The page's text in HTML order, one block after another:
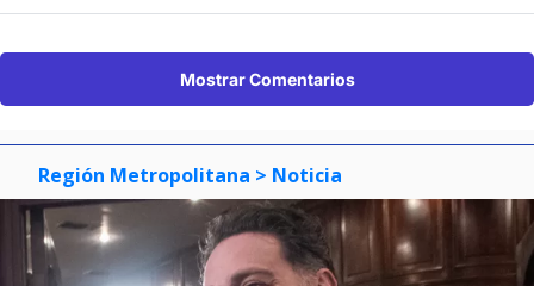
Mostrar Comentarios
Región Metropolitana > Noticia